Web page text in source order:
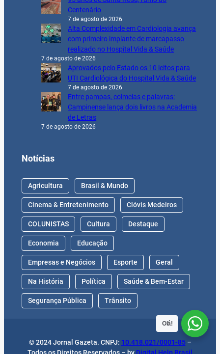
Centenário
7 de agosto de 2026
Alta Complexidade em Cardiologia avança
com primeiro implante de marcapasso
realizado no Hospital Vida & Saúde
7 de agosto de 2026
Aprovados pelo Estado os 10 leitos para
UTI Cardiológica do Hospital Vida & Saúde
7 de agosto de 2026
Entre pampas, colmeias e palavras:
Campinense lança dois livros na Academia
de Letras
7 de agosto de 2026
Notícias
Agricultura Brasil & Mundo
Cinema & Entretenimento Clóvis Medeiros
COLUNISTAS Cultura Destaque
Economia Educação
Empresas e Negócios Esporte Geral
Na História Política Saúde & Bem-Estar
Segurança Pública Trânsito
© 2024 Jornal Gazeta. CNPJ: 10.418.021/0001-85–
Olá!